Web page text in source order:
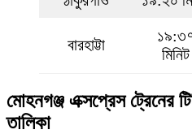
বারহাট্টা
মিনিট
মোহনগঞ্জ এক্সপ্রেস ট্রেনের
তালিকা